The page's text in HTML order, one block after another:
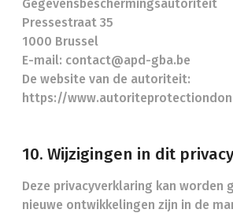
Gegevensbeschermingsautoriteit
Pressestraat 35
1000 Brussel
E-mail: contact@apd-gba.be
De website van de autoriteit:
https://
10. Wijzigingen in dit
Deze privacyverklaring kan worden
nieuwe ontwikkelingen zijn in de